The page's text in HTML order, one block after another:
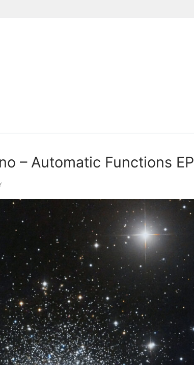
– Automatic Functions EP